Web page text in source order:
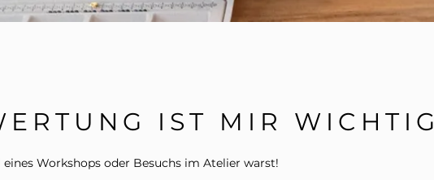
IST MIR WICHTIG
Workshops oder Besuchs im Atelier warst!